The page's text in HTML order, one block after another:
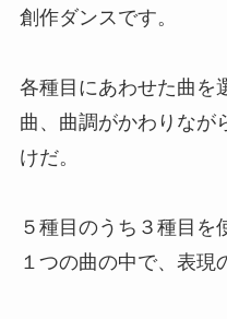
創作ダンスです。
各種目にあわせた曲を
曲、曲調がかわりなが
けだ。
５種目のうち３種目を
１つの曲の中で、表現